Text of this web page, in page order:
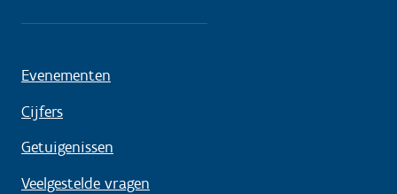
Evenementen
Cijfers
Getuigenissen
Veelgestelde vragen